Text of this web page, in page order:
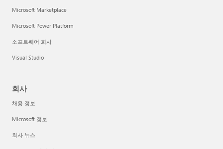
Microsoft Marketplace
Microsoft Power Platform
소프트웨어 회사
Visual Studio
회사
채용 정보
Microsoft 정보
회사 뉴스